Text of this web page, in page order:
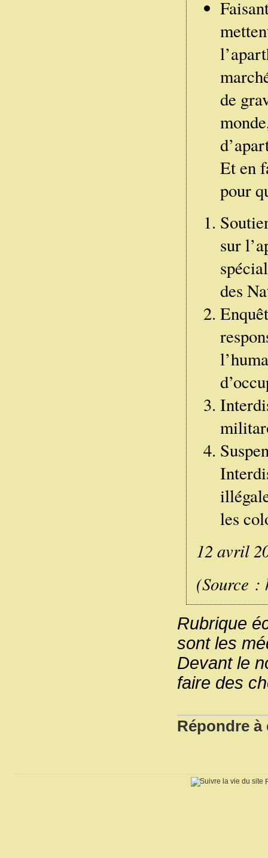
de
Et en
pour
sur
des
les
12 avril
(Source :
Rubrique
sont les
Devant le
faire des
Répondre à